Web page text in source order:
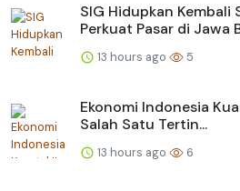
SIG Hidupkan Kembali
Perkuat Pasar di Jawa
13 hours ago 5
Ekonomi Indonesia
Salah Satu Tertin...
13 hours ago 6